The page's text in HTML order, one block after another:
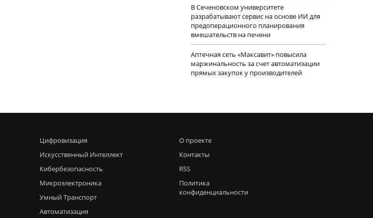
В Сеченовском университете
разрабатывают сервис на основе ИИ для
предоперационного планирования
вмешательств на печени
Аптечная сеть «Максавит» повысила
маржинальность за счет автоматизации
прямых закупок у производителей
Цифровизация
Искусственный Интеллект
Кибербезопасность
Микроэлектроника
Умный Транспорт
Автоматизация
О проекте
Контакты
RSS
Политика
конфиденциальности